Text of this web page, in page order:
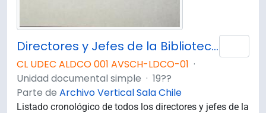
Directores y Jefes de la Biblioteca Central Universidad de Concepción.
CL UDEC ALDCO 001 AVSCH-LDCO-01 ·
Unidad documental simple · 19??
Parte de Archivo Vertical Sala Chile
Listado cronológico de todos los directores y jefes de la